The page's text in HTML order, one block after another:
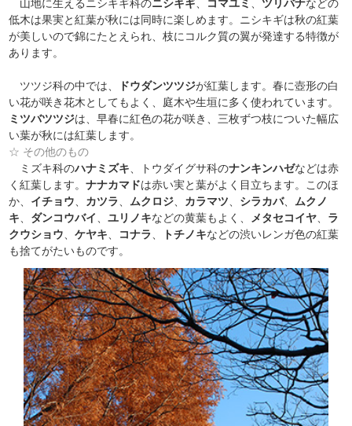
山地に生えるニシキギ科のニシキギ、 コマユミ ツリバナなどの
低木は果実と紅葉が秋には同時に楽しめます。ニシキギは秋の紅葉
が美しいので錦にたとえられ、枝にコルク質の翼が発達する特徴が
あります。
ツツジ科の中では、 ドウダンツツジが紅葉します。春に壺形の白
い花が咲き花木としてもよく、庭木や生垣に多く使われています。
ミツバツツジは、早春に紅色の花が咲き、三枚ずつ枝についた幅広
い葉が秋には紅葉します。
☆ その他のもの
ミズキ科のハナミズキ 、トウダイグサ科のナンキンハゼなどは赤
く紅葉します。ナナカマドは赤い実と葉がよく目立ちます。このほ
か、 イチョウ カツラ ムクロジ カラマツ シラカバ、 ムクノ
キ
ダンコウバイ 、ユリノキなどの黄葉もよく、 メタセコイヤ
ラ
クウショウ 、ケヤキ コナラ トチノキなどの渋いレンガ色の紅葉
も捨てがたいものです。